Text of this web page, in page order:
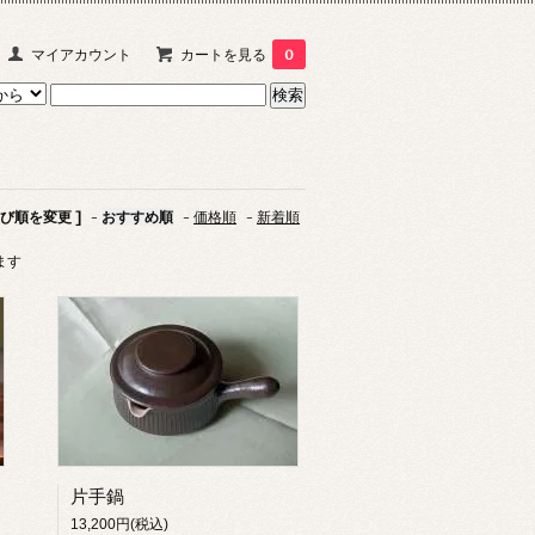
マイアカウント カートを見る 0
順を変更 ] - おすすめ順 - 価格順 - 新着順
す
片手鍋
13,200円(税込)